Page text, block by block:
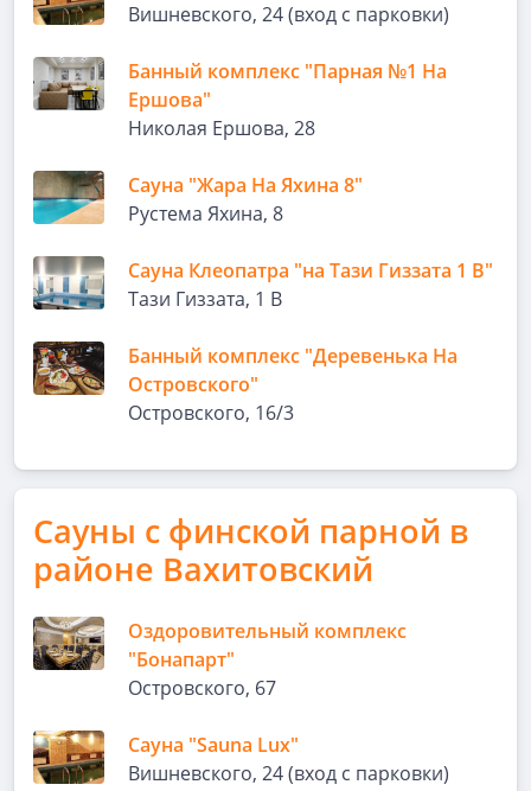
Вишневского, 24 (вход с парковки)
Банный комплекс "Парная №1 На
Ершова"
Николая Ершова, 28
Сауна "Жара На Яхина 8"
​Рустема Яхина, 8
Сауна Клеопатра "на Тази Гиззата 1 В"
Тази Гиззата, 1 В
Банный комплекс "Деревенька На
Островского"
Островского, 16/3
Сауны с финской парной в
районе Вахитовский
Оздоровительный комплекс
"Бонапарт"
Островского, 67
Сауна "Sauna Lux"
Вишневского, 24 (вход с парковки)